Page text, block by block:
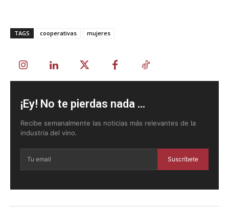
TAGS cooperativas mujeres
¡Ey! No te pierdas nada ...
Recibe semanalmente las noticias más relevantes de la
industria del vino.
Suscríbete